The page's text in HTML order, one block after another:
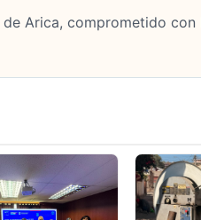
Arica, comprometido